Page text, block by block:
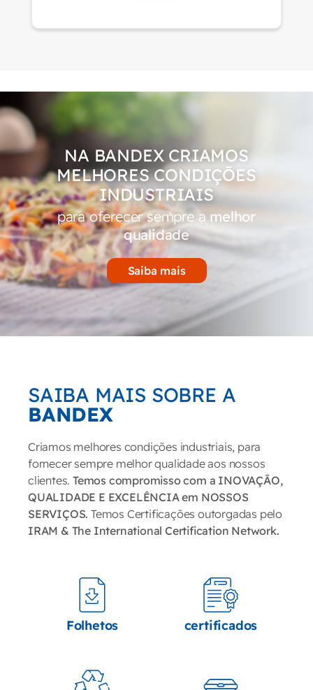
NA BANDEX CRIAMOS
MELHORES CONDIÇÕES
INDUSTRIAIS
para oferecer sempre amelhor
qualidade
Saiba mais
SAIBA MAIS SOBRE A
BANDEX
Criamos melhores condições industriais, para
fornecer sempre melhor qualidade aos nossos
clientes. Temos compromisso com a INOVAÇÃO,
QUALIDADE E EXCELÊNCIA em NOSSOS
SERVIÇOS. Temos Certificações outorgadas pelo
IRAM & The International Certification Network.
Folhetos certificados